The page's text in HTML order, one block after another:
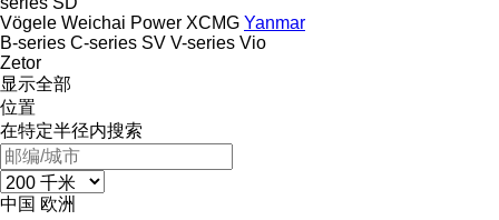
Vögele Weichai Power XCMG Yanmar
B-series C-series SV V-series Vio
Zetor
显示全部
位置
在特定半径内搜索
中国 欧洲